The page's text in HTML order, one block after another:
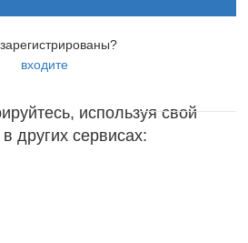
входите
используя свой
в других сервисах: